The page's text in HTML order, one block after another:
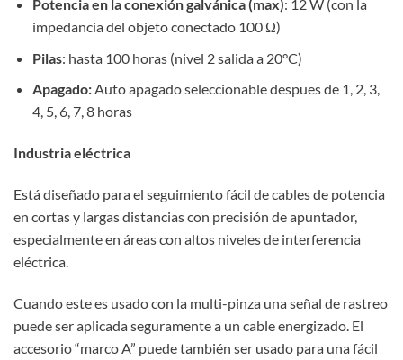
Potencia en la conexión galvánica (max): 12 W (con la
impedancia del objeto conectado 100 Ω)
Pilas: hasta 100 horas (nivel 2 salida a 20°C)
Apagado:Auto apagado seleccionable despues de 1, 2, 3,
4, 5, 6, 7, 8 horas
Industria eléctrica
Está diseñado para el seguimiento fácil de cables de potencia
en cortas y largas distancias con precisión de apuntador,
especialmente en áreas con altos niveles de interferencia
eléctrica.
Cuando este es usado con la multi-pinza una señal de rastreo
puede ser aplicada seguramente a un cable energizado. El
accesorio “marco A” puede también ser usado para una fácil